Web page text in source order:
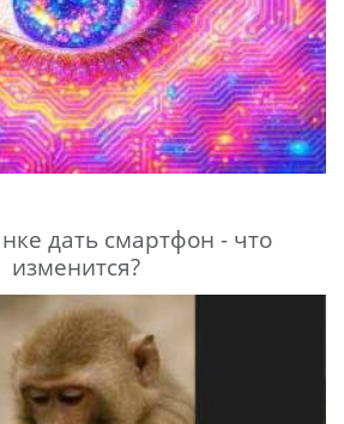
дать смартфон - что
изменится?